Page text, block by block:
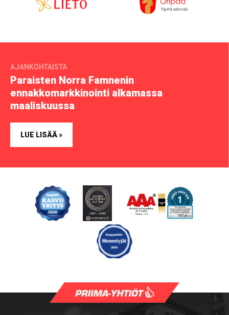
AJANKOHTAISTA
Paraisten Norra Famnenin
ennakkomarkkinointi alkamassa
maaliskuussa
LUE LISÄÄ »